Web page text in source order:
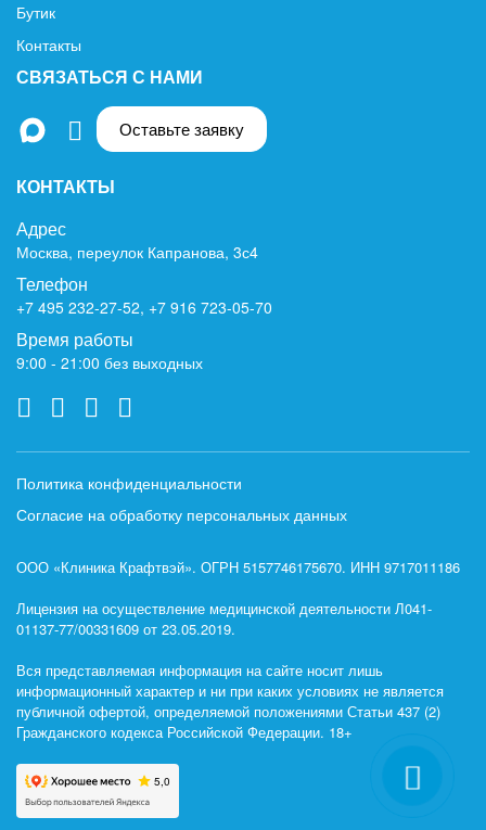
Бутик
Контакты
СВЯЗАТЬСЯ С НАМИ
Оставьте заявку
КОНТАКТЫ
Адрес
Москва, переулок Капранова, 3с4
Телефон
+7 495 232-27-52, +7 916 723-05-70
Время работы
9:00 - 21:00 без выходных
Политика конфиденциальности
Согласие на обработку персональных данных
ООО «Клиника Крафтвэй». ОГРН 5157746175670. ИНН 9717011186
Лицензия на осуществление медицинской деятельности Л041-
01137-77/00331609 от 23.05.2019.
Вся представляемая информация на сайте носит лишь
информационный характер и ни при каких условиях не является
публичной офертой, определяемой положениями Статьи 437 (2)
Гражданского кодекса Российской Федерации. 18+